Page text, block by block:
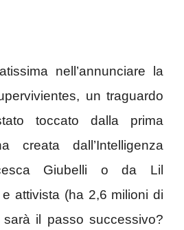
nell’annunciare la
un traguardo
toccato dalla prima
creata dall’Intelligenza
Giubelli o da Lil
attivista (ha 2,6 milioni di
sarà il passo successivo?